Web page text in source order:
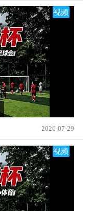
视频
2026-07-29
视频